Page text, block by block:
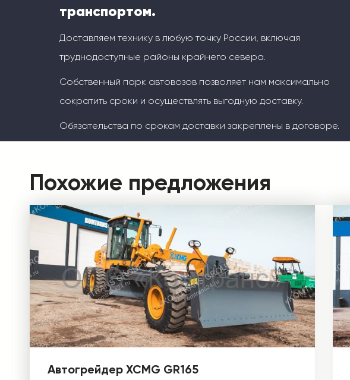
транспортом.
Доставляем технику в любую точку России, включая
труднодоступные районы крайнего севера.
Собственный парк автовозов позволяет нам максимально
сократить сроки и осуществлять выгодную доставку.
Обязательства по срокам доставки закреплены в договоре.
Похожие предложения
Автогрейдер XCMG GR165